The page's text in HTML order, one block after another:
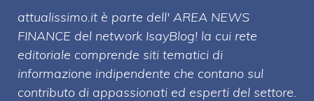
attualissimo.it è parte dell' AREA NEWS
FINANCE del network IsayBlog! la cui rete
editoriale comprende siti tematici di
informazione indipendente che contano sul
contributo di appassionati ed esperti del settore.